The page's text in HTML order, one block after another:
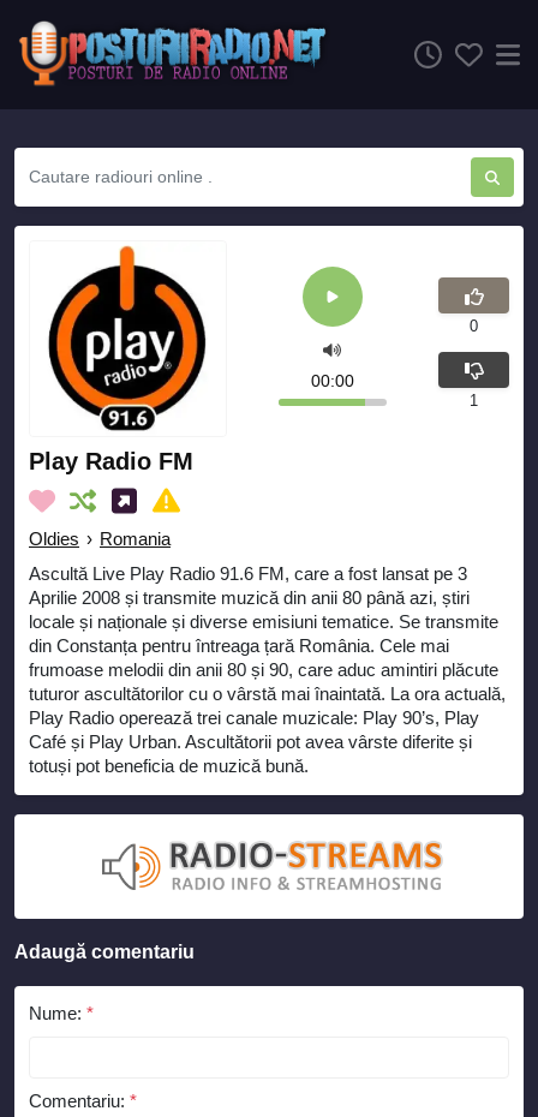
Play Radio FM
Oldies › Romania
Ascultă Live Play Radio 91.6 FM, care a fost lansat pe 3
Aprilie 2008 și transmite muzică din anii 80 până azi, știri
locale și naționale și diverse emisiuni tematice. Se transmite
din Constanța pentru întreaga țară România. Cele mai
frumoase melodii din anii 80 și 90, care aduc amintiri plăcute
tuturor ascultătorilor cu o vârstă mai înaintată. La ora actuală,
Play Radio operează trei canale muzicale: Play 90’s, Play
Café și Play Urban. Ascultătorii pot avea vârste diferite și
totuși pot beneficia de muzică bună.
00:00
0
1
Adaugă comentariu
Nume: *
Comentariu: *